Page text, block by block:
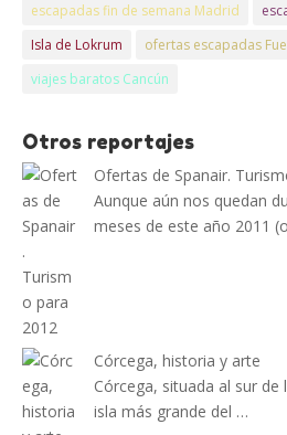
escapadas fin de semana Madrid
Isla de Lokrum
ofertas escapadas
viajes baratos Cancún
Otros reportajes
Ofertas de Spanair.
Aunque aún nos quedan
meses de este año 2011
Córcega, historia y arte
Córcega, situada al sur de
isla más grande del …